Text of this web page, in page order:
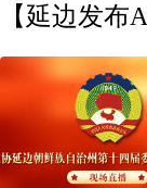
【延边发